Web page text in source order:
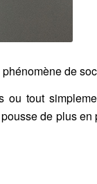
de
ou tout
de plus en